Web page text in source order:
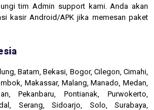
tim Admin support kami. Anda akan
kasir Android/APK jika memesan paket
Batam, Bekasi, Bogor, Cilegon, Cimahi,
Makassar, Malang, Manado, Medan,
Pekanbaru, Pontianak, Purwokerto,
Serang, Sidoarjo, Solo, Surabaya,